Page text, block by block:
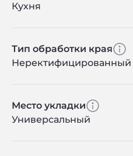
Кухня
Тип обработки края
Неректифицированный
Место укладки
Универсальный